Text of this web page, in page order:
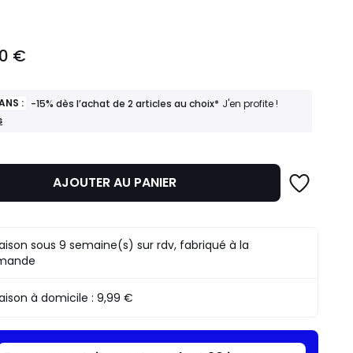
€
: -15% dès l’achat de 2 articles au choix* J'en profite !
AJOUTER AU PANIER
sous 9 semaine(s) sur rdv, fabriqué à la
à domicile :9,99 €